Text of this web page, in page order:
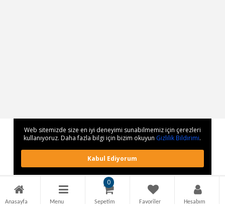
Anasayfa Menu
0
Sepetim Favoriler Hesabım
Web sitemizde size en iyi deneyimi sunabilmemiz için çerezleri
kullanıyoruz. Daha fazla bilgi için bizim okuyun Gizlilik Bildirimi.
Kabul Ediyorum